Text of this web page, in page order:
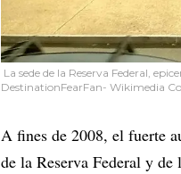
La sede de la Reserva Federal,
DestinationFearFan- Wikimedia
A fines de 2008, el fuerte
de la Reserva Federal y